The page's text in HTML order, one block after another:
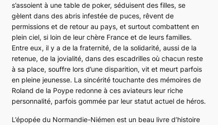
s’assoient à une table de poker, séduisent des filles, se
gèlent dans des abris infestée de puces, rêvent de
permissions et de retour au pays, et surtout combattent en
plein ciel, si loin de leur chère France et de leurs familles.
Entre eux, il y a de la fraternité, de la solidarité, aussi de la
retenue, de la jovialité, dans des escadrilles où chacun reste
à sa place, souffre lors d’une disparition, vit et meurt parfois
en pleine jeunesse. La sincérité touchante des mémoires de
Roland de la Poype redonne à ces aviateurs leur riche
personnalité, parfois gommée par leur statut actuel de héros.
L’épopée du Normandie-Niémen est un beau livre d’histoire